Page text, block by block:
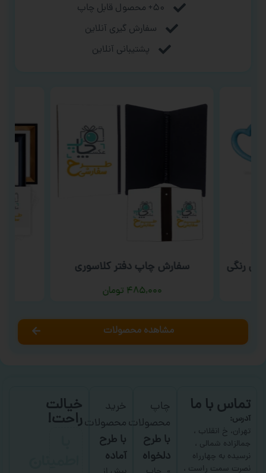
۵۰+ محصول قابل چاپ
سفارش گیری آنلاین
پشتیبانی آنلاین
رنگی سفارش چاپ دفتر کلاسوری
۴۸۵,۰۰۰ تومان
مشاهده محصولات
تماس با ما
آدرس:
تهران، خ انقلاب ،
جمالزاده شمالی ،
نرسیده به چهارراه
نصرت سمت راست ،
چاپ
محصولات
با طرح
دلخواه
خرید
محصولات
با طرح
آماده
خیالت
راحت!